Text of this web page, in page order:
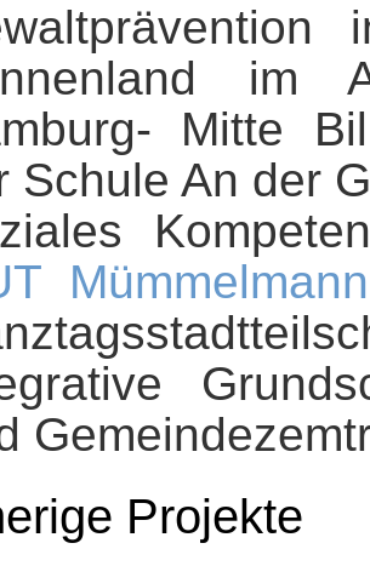
im
Mitte
Schule An der
Projekte